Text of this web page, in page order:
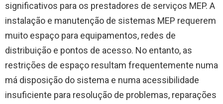
significativos para os prestadores de serviços MEP. A
instalação e manutenção de sistemas MEP requerem
muito espaço para equipamentos, redes de
distribuição e pontos de acesso. No entanto, as
restrições de espaço resultam frequentemente numa
má disposição do sistema e numa acessibilidade
insuficiente para resolução de problemas, reparações